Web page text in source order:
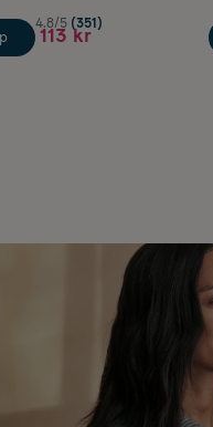
4.8/5 (351)
113 kr